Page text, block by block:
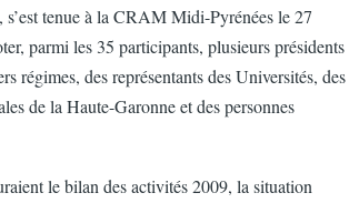
s’est tenue à la CRAM Midi-Pyrénées le 27
parmi les 35 participants, plusieurs présidents
régimes, des représentants des Universités, des
de la Haute-Garonne et des personnes
le bilan des activités 2009, la situation